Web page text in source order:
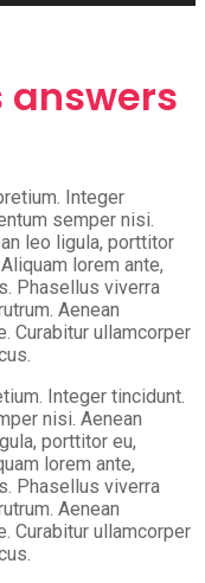
answers
Integer
semper nisi.
leo ligula, porttitor
lorem ante,
Phasellus viverra
Aenean
Curabitur ullamcorper
Integer tincidunt.
nisi. Aenean
porttitor eu,
lorem ante,
Phasellus viverra
Aenean
Curabitur ullamcorper